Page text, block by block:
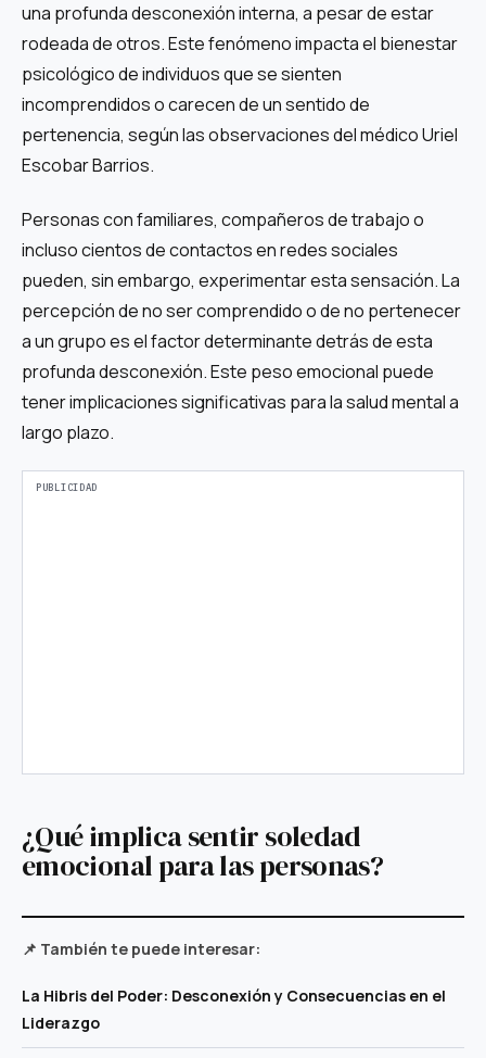
una profunda desconexión interna, a pesar de estar
rodeada de otros. Este fenómeno impacta el bienestar
psicológico de individuos que se sienten
incomprendidos o carecen de un sentido de
pertenencia, según las observaciones del médico Uriel
Escobar Barrios.
Personas con familiares, compañeros de trabajo o
incluso cientos de contactos en redes sociales
pueden, sin embargo, experimentar esta sensación. La
percepción de no ser comprendido o de no pertenecer
a un grupo es el factor determinante detrás de esta
profunda desconexión. Este peso emocional puede
tener implicaciones significativas para la salud mental a
largo plazo.
¿Qué implica sentir soledad
emocional para las personas?
📌 También te puede interesar:
La Hibris del Poder: Desconexión y Consecuencias en el
Liderazgo